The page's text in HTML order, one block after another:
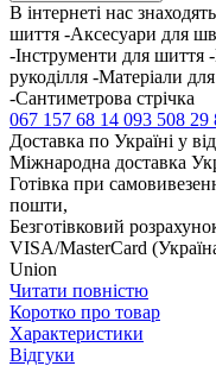
В інтернеті нас
шиття -Аксесуари для
-Інструменти для шиття
рукоділля -Матеріали
-Сантиметрова стрічка
067 157 68 14 093 508 29
Доставка по Україні у
Міжнародна доставка
Готівка при
пошти,
Безготівковий
VISA/MasterCard
Union
Читати повністю
Коротко про товар
Характеристики
Відгуки